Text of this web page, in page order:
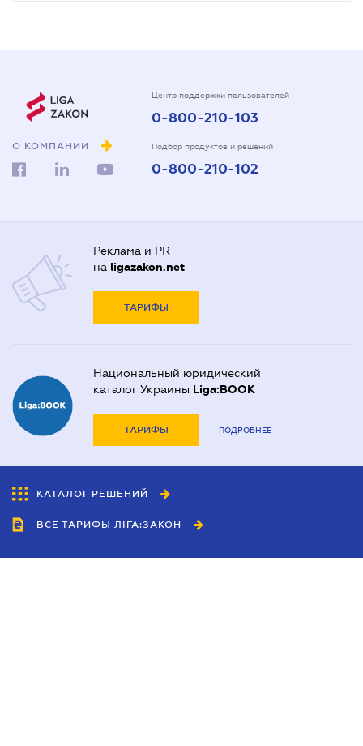
О КОМПАНИИ
Центр поддержки пользователей
0-800-210-103
Подбор продуктов и решений
0-800-210-102
Реклама и PR
на ligazakon.net
ТАРИФЫ
Национальный юридический
каталог Украины Liga:BOOK
ТАРИФЫ ПОДРОБНЕЕ
КАТАЛОГ РЕШЕНИЙ
ВСЕ ТАРИФЫ ЛІГА:ЗАКОН